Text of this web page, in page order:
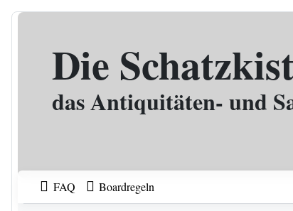
Zum Inhalt
Die
das Antiquitäten- und
FAQ Boardregeln